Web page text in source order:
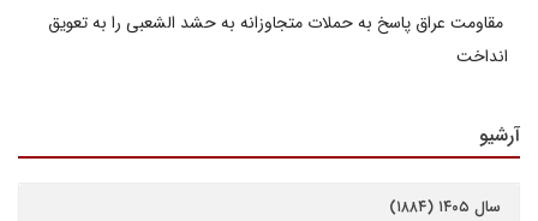
مقاومت عراق پاسخ به حملات متجاوزانه به حشد الشعبی را به تعویق
انداخت
آرشیو
سال ۱۴۰۵ (۱۸۸۴)